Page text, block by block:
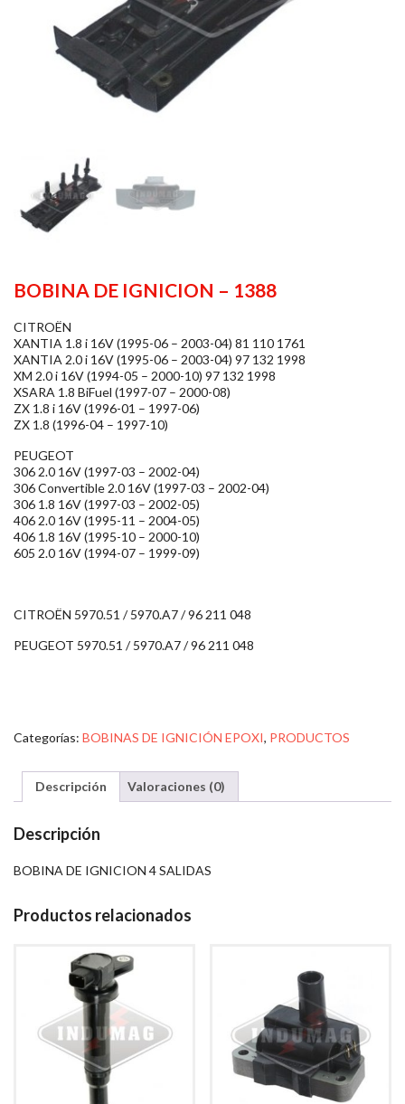
BOBINA DE IGNICION – 1388
CITROËN
XANTIA 1.8 i 16V (1995-06 – 2003-04) 81 110 1761
XANTIA 2.0 i 16V (1995-06 – 2003-04) 97 132 1998
XM 2.0 i 16V (1994-05 – 2000-10) 97 132 1998
XSARA 1.8 BiFuel (1997-07 – 2000-08)
ZX 1.8 i 16V (1996-01 – 1997-06)
ZX 1.8 (1996-04 – 1997-10)
PEUGEOT
306 2.0 16V (1997-03 – 2002-04)
306 Convertible 2.0 16V (1997-03 – 2002-04)
306 1.8 16V (1997-03 – 2002-05)
406 2.0 16V (1995-11 – 2004-05)
406 1.8 16V (1995-10 – 2000-10)
605 2.0 16V (1994-07 – 1999-09)
CITROËN 5970.51 / 5970.A7 / 96 211 048
PEUGEOT 5970.51 / 5970.A7 / 96 211 048
Categorías: BOBINAS DE IGNICIÓN EPOXI, PRODUCTOS
Descripción Valoraciones (0)
Descripción
BOBINA DE IGNICION 4 SALIDAS
Productos relacionados